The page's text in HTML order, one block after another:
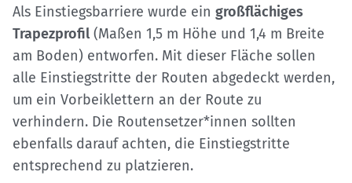
Als Einstiegsbarriere wurde ein großflächiges
Trapezprofil (Maßen 1,5 m Höhe und 1,4 m Breite
am Boden) entworfen. Mit dieser Fläche sollen
alle Einstiegstritte der Routen abgedeckt werden,
um ein Vorbeiklettern an der Route zu
verhindern. Die Routensetzer*innen sollten
ebenfalls darauf achten, die Einstiegstritte
entsprechend zu platzieren.